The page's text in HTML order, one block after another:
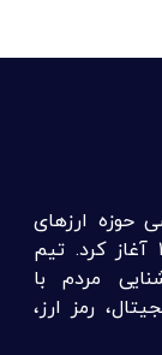
حوزه ارزهای
دیجیتال، فعالیت خود را از تیر ماه ۱۳۹۸ آغاز کرد. تیم
مردم با
رمز ارز،